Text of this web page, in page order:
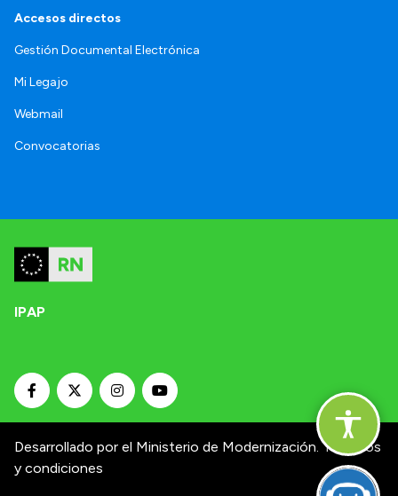
Accesos directos
Gestión Documental Electrónica
Mi Legajo
Webmail
Convocatorias
IPAP
Desarrollado por el Ministerio de Modernización. Términos
y condiciones